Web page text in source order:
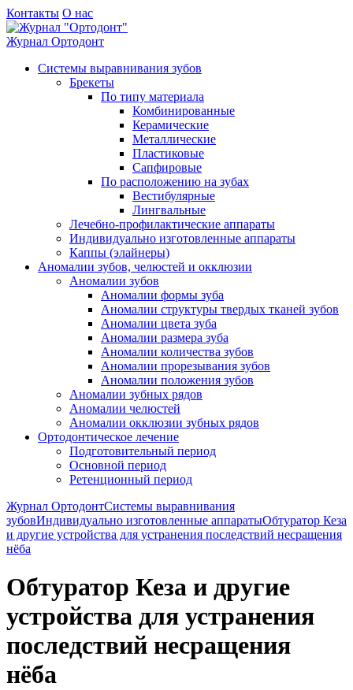
Контакты О нас
Журнал Ортодонт
Системы выравнивания зубов
Брекеты
По типу материала
Комбинированные
Керамические
Металлические
Пластиковые
Сапфировые
По расположению на зубах
Вестибулярные
Лингвальные
Лечебно-профилактические аппараты
Индивидуально изготовленные аппараты
Каппы (элайнеры)
Аномалии зубов, челюстей и окклюзии
Аномалии зубов
Аномалии формы зуба
Аномалии структуры твердых тканей зубов
Аномалии цвета зуба
Аномалии размера зуба
Аномалии количества зубов
Аномалии прорезывания зубов
Аномалии положения зубов
Аномалии зубных рядов
Аномалии челюстей
Аномалии окклюзии зубных рядов
Ортодонтическое лечение
Подготовительный период
Основной период
Ретенционный период
Журнал ОртодонтСистемы выравнивания
зубовИндивидуально изготовленные аппаратыОбтуратор Кеза
и другие устройства для устранения последствий несращения
нёба
Обтуратор Кеза и другие
устройства для устранения
последствий несращения
нёба